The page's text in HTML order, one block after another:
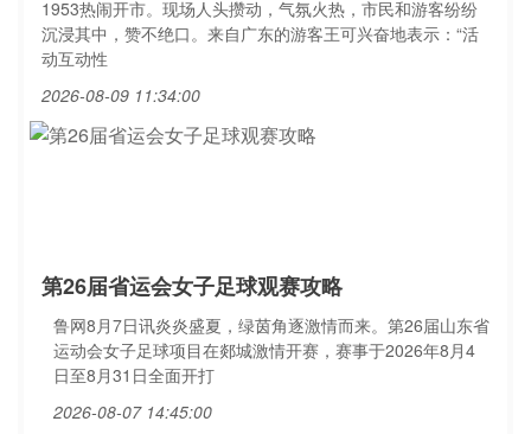
1953热闹开市。现场人头攒动，气氛火热，市民和游客纷纷
沉浸其中，赞不绝口。来自广东的游客王可兴奋地表示：“活
动互动性
2026-08-09 11:34:00
第26届省运会女子足球观赛攻略
鲁网8月7日讯炎炎盛夏，绿茵角逐激情而来。第26届山东省
运动会女子足球项目在郯城激情开赛，赛事于2026年8月4
日至8月31日全面开打
2026-08-07 14:45:00